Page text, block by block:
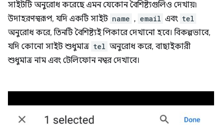
সাইটটি অনুরোধ করেছে এমন যেকোন বৈশিষ্ট্যগুলিও দেখায়৷
উদাহরণস্বরূপ, যদি একটি সাইট name , email এবং tel
অনুরোধ করে, তিনটি বৈশিষ্ট্যই পিকারে দেখানো হবে। বিকল্পভাবে,
যদি কোনো সাইট শুধুমাত্র tel অনুরোধ করে, বাছাইকারী
শুধুমাত্র নাম এবং টেলিফোন নম্বর দেখাবে।